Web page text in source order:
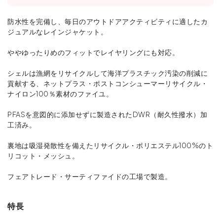
防水性を完備し、毎日のアウトドアアクティビティに適したカ
ジュアルなレインジャケット。
ややゆったりめのフィットでレイヤリングにも対応。
シェルは漁網をリサイクルして海洋プラスチック汚染の削減に
貢献する、ネットプラス・ポストコンシューマーリサイクル・
ナイロン100％素材のファイユ。
PFASを意図的に添加せずに製造されたDWR（耐久性撥水）加
工済み。
裏地は吸湿発散性を備えたリサイクル・ポリエステル100%のト
リコット・メッシュ。
フェアトレード・サーティファイドの工場で製造。
特長